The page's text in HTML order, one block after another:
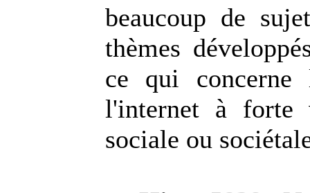
beaucoup de
thèmes
ce qui concerne
l'internet à forte
sociale ou